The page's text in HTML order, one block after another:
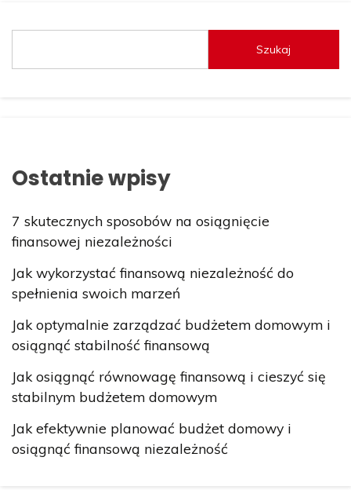
Szukaj
Ostatnie wpisy
7 skutecznych sposobów na osiągnięcie
finansowej niezależności
Jak wykorzystać finansową niezależność do
spełnienia swoich marzeń
Jak optymalnie zarządzać budżetem domowym i
osiągnąć stabilność finansową
Jak osiągnąć równowagę finansową i cieszyć się
stabilnym budżetem domowym
Jak efektywnie planować budżet domowy i
osiągnąć finansową niezależność